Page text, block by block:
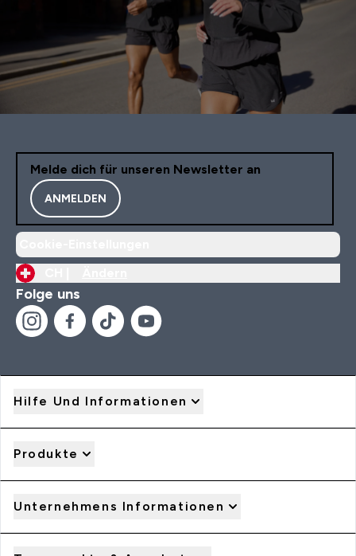
Melde dich für unseren Newsletter an
ANMELDEN
Folge uns
Hilfe Und Informationen
Produkte
Unternehmens Informationen